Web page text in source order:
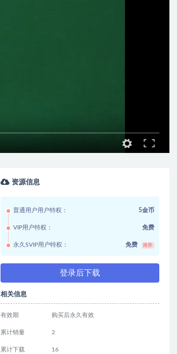
资源信息
普通用户用户特权： 5金币
VIP用户特权： 免费
永久SVIP用户特权： 免费 推荐
登录后下载
相关信息
有效期 购买后永久有效
累计销量 2
累计下载 16